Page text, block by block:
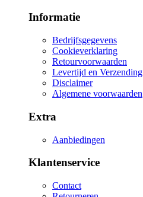
Informatie
Bedrijfsgegevens
Cookieverklaring
Retourvoorwaarden
Levertijd en Verzending
Disclaimer
Algemene voorwaarden
Extra
Aanbiedingen
Klantenservice
Contact